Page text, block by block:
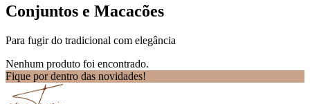
Conjuntos e Macacões
Para fugir do tradicional com elegância
Nenhum produto foi encontrado.
Fique por dentro das novidades!